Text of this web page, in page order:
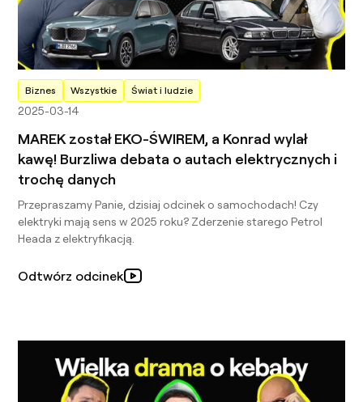
Biznes Wszystkie Świat i ludzie
2025-03-14
MAREK został EKO-ŚWIREM, a Konrad wylał
kawę! Burzliwa debata o autach elektrycznych i
trochę danych
Przepraszamy Panie, dzisiaj odcinek o samochodach! Czy
elektryki mają sens w 2025 roku? Zderzenie starego Petrol
Heada z elektryfikacją.
Odtwórz odcinek